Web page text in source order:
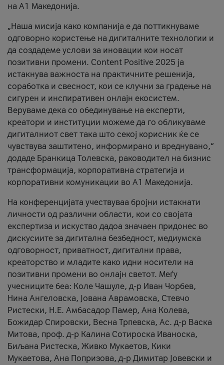
на А1 Македонија.
„Наша мисија како компанија е да поттикнуваме
одговорно користење на дигиталните технологии и
да создадеме услови за иновации кои носат
позитивни промени. Content Positive 2025 ја
истакнува важноста на практичните решенија,
соработка и свесност, кои се клучни за градење на
сигурен и инспиративен онлајн екосистем.
Веруваме дека со обединување на експерти,
креатори и институции можеме да го обликуваме
дигиталниот свет така што секој корисник ќе се
чувствува заштитено, информирано и вреднувано,“
додаде Бранкица Толевска, раководител на бизнис
трансформација, корпоративна стратегија и
корпоративни комуникации во А1 Македонија.
На конференцијата учествуваа бројни истакнати
личности од различни области, кои со својата
експертиза и искуство дадоа значаен придонес во
дискусиите за дигитална безбедност, медиумска
одговорност, приватност, дигитални права,
креаторство и младите како идни носители на
позитивни промени во онлајн светот. Меѓу
учесниците беа: Коле Чашуле, д-р Иван Чорбев,
Нина Ангеловска, Јована Аврамовска, Стевчо
Ристески, Н.Е. Амбасадор Памер, Ана Колева,
Божидар Спировски, Весна Трпевска, Ас. д-р Васка
Митова, проф. д-р Калина Сотироска Иваноска,
Биљана Ристеска, Живко Мукаетов, Кики
Мукаетова, Ана Попризова, д-р Димитар Јовевски и